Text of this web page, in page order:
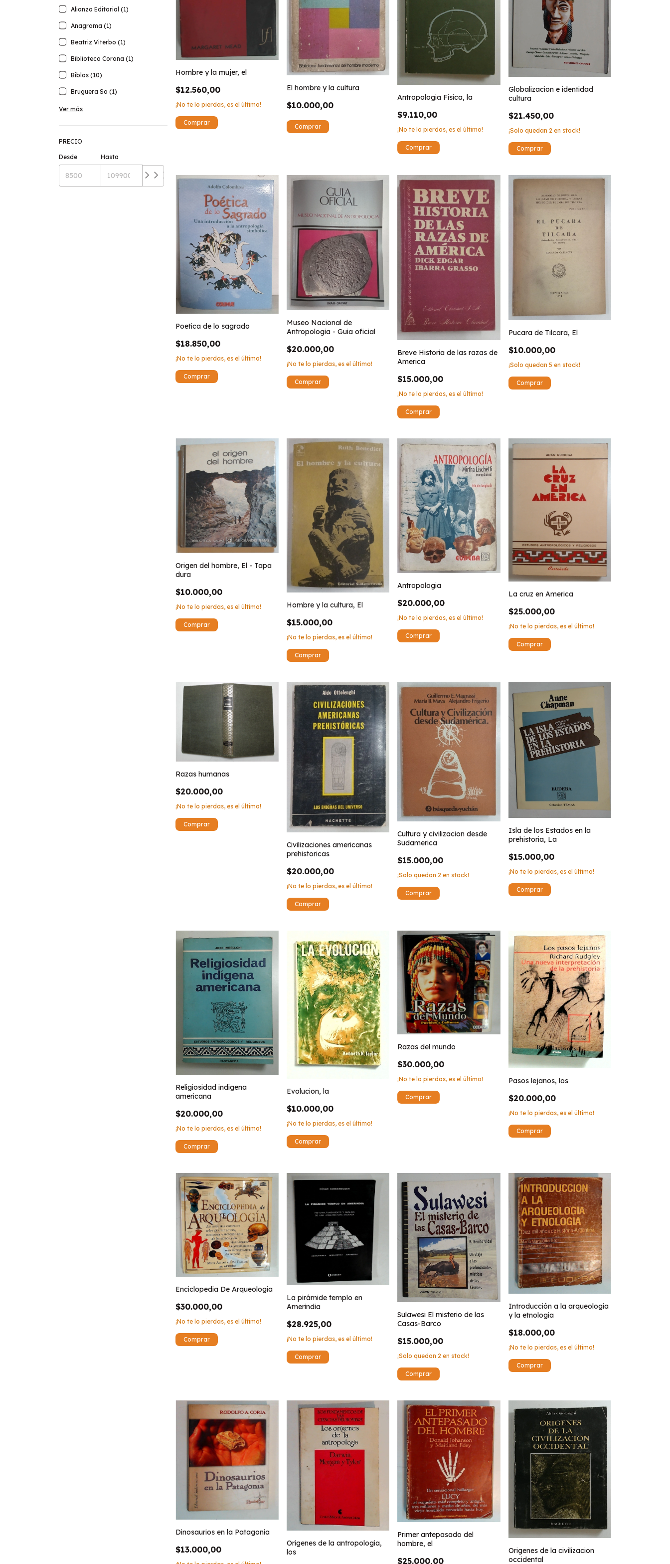
Alianza Editorial (1)
Anagrama (1)
Beatriz Viterbo (1)
Biblioteca Corona (1)
Biblos (10)
Bruguera Sa (1)
Ver más
PRECIO
Desde Hasta
Hombre y la mujer, el
$12.560,00
¡No te lo pierdas, es el último!
El hombre y la cultura
$10.000,00
Antropologia Fisica, la
$9.110,00
¡No te lo pierdas, es el último!
Globalizacion e identidad
cultura
$21.450,00
¡Solo quedan 2en stock!
Poetica de lo sagrado
$18.850,00
¡No te lo pierdas, es el último!
Museo Nacional de
Antropologia - Guia oficial
$20.000,00
¡No te lo pierdas, es el último!
Breve Historia de las razas de
America
$15.000,00
¡No te lo pierdas, es el último!
Pucara de Tilcara, El
$10.000,00
¡Solo quedan 5 en stock!
Origen del hombre, El - Tapa
dura
$10.000,00
¡No te lo pierdas, es el último! Hombre y la cultura, El
$15.000,00
¡No te lo pierdas, es el último!
Antropologia
$20.000,00
¡No te lo pierdas, es el último!
La cruz en America
$25.000,00
¡No te lo pierdas, es el último!
Razas humanas
$20.000,00
¡No te lo pierdas, es el último!
Civilizaciones americanas
prehistoricas
$20.000,00
¡No te lo pierdas, es el último!
Cultura y civilizacion desde
Sudamerica
$15.000,00
¡Solo quedan 2 en stock!
Isla de los Estados en la
prehistoria, La
$15.000,00
¡No te lo pierdas, es el último!
Religiosidad indigena
americana
$20.000,00
¡No te lo pierdas, es el último!
Evolucion, la
$10.000,00
¡No te lo pierdas, es el último!
Razas del mundo
$30.000,00
¡No te lo pierdas, es el último! Pasos lejanos, los
$20.000,00
¡No te lo pierdas, es el último!
Enciclopedia De Arqueologia
$30.000,00
¡No te lo pierdas, es el último!
La pirámide templo en
Amerindia
$28.925,00
¡No te lo pierdas, es el último!
Sulawesi El misterio de las
Casas-Barco
$15.000,00
¡Solo quedan 2 en stock!
Introducción a la arqueologia
y la etnologia
$18.000,00
¡No te lo pierdas, es el último!
Dinosaurios en la Patagonia
$13.000,00
Origenes de la antropologia,
los
Primer antepasado del
hombre, el
$25.000,00
Origenes de la civilizacion
occidental